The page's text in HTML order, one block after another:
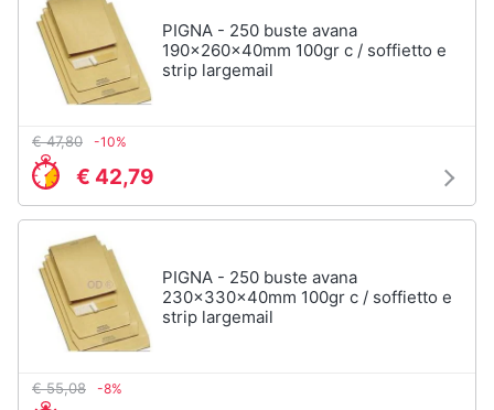
Casalinghi
Abbigliamento
Sport
Animali
Motori
Libri,
cd
dvd
PIGNA - 250 buste avana
190x260x40mm 100gr c / soffietto e
strip largemail
€ 47,80 -10%
€ 42,79
PIGNA - 250 buste avana
230x330x40mm 100gr c / soffietto e
strip largemail
€ 55,08 -8%